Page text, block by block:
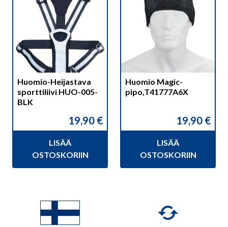
Huomio-Heijastava
sporttiliivi HUO-005-
BLK
19,90 €
LISÄÄ
OSTOSKORIIN
Huomio Magic-
pipo,T41777A6X
19,90 €
LISÄÄ
OSTOSKORIIN